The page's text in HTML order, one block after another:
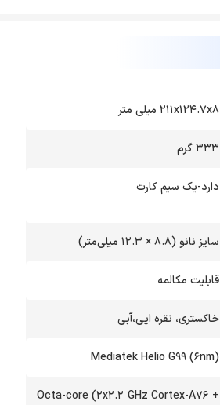
211x124.7x8 میلی متر
333 گرم
دارد-یک سیم کارت
سایز نانو (۸.۸ × ۱۲.۳ میلی‌متر)
قابلیت مکالمه
خاکستری، نقره ایی،آبی
Mediatek Helio G99 (6nm)
Octa-core (۲x۲.۲ GHz Cortex-A۷۶ +